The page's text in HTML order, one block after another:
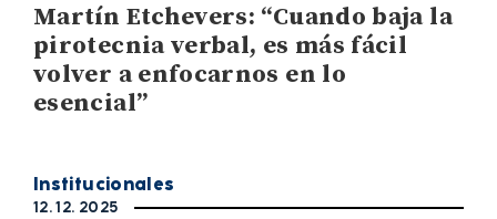
Martín Etchevers: “Cuando baja la
pirotecnia verbal, es más fácil
volver a enfocarnos en lo
esencial”
Institucionales
12. 12. 2025